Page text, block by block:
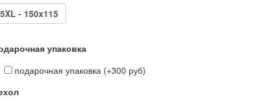
5XL - 150x115
упаковка
подарочная упаковка (+300 руб)